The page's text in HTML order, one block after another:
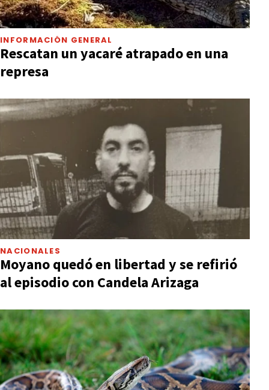
INFORMACIÓN GENERAL
Rescatan un yacaré atrapado en una
represa
NACIONALES
Moyano quedó en libertad y se refirió
al episodio con Candela Arizaga